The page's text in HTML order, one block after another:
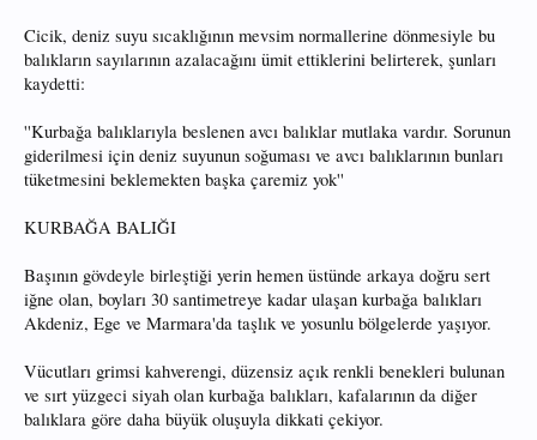
Cicik, deniz suyu sıcaklığının mevsim normallerine dönmesiyle bu
balıkların sayılarının azalacağını ümit ettiklerini belirterek, şunları
kaydetti:
''Kurbağa balıklarıyla beslenen avcı balıklar mutlaka vardır. Sorunun
giderilmesi için deniz suyunun soğuması ve avcı balıklarının bunları
tüketmesini beklemekten başka çaremiz yok''
KURBAĞA BALIĞI
Başının gövdeyle birleştiği yerin hemen üstünde arkaya doğru sert
iğne olan, boyları 30 santimetreye kadar ulaşan kurbağa balıkları
Akdeniz, Ege ve Marmara'da taşlık ve yosunlu bölgelerde yaşıyor.
Vücutları grimsi kahverengi, düzensiz açık renkli benekleri bulunan
ve sırt yüzgeci siyah olan kurbağa balıkları, kafalarının da diğer
balıklara göre daha büyük oluşuyla dikkati çekiyor.